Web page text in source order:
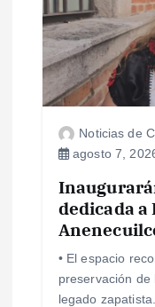
ó
n
d
Noticias de
agosto 7,
dedicada a
• El espacio
preservación
legado